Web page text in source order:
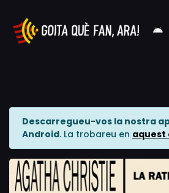
Descarregueu-vos la nostra
Android. La trobareu en aquest